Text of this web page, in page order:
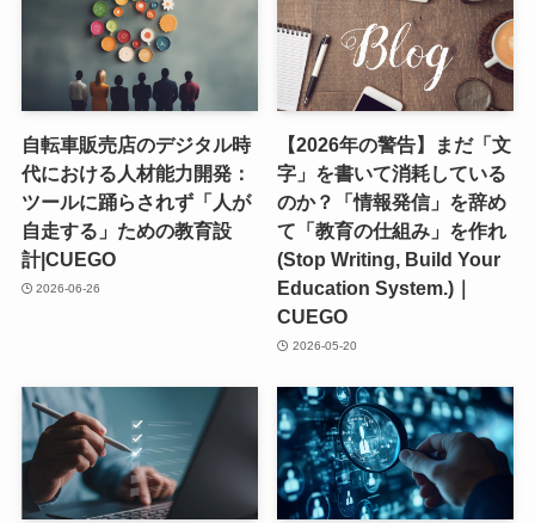
自転車販売店のデジタル時
代における人材能力開発：
ツールに踊らされず「人が
自走する」ための教育設
計|CUEGO
2026-06-26
【2026年の警告】まだ「文
字」を書いて消耗している
のか？「情報発信」を辞め
て「教育の仕組み」を作れ
(Stop Writing, Build Your
Education System.)｜
CUEGO
2026-05-20